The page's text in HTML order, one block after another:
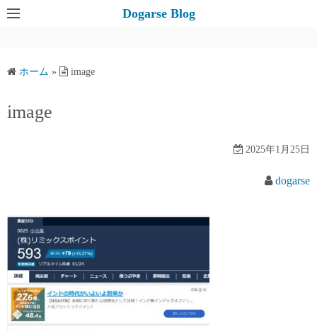
コ
ス
Dogarse Blog
ホーム » image
image
2025年1月25日
dogarse